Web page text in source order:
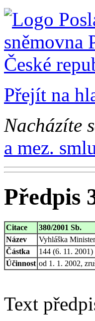
Přejít na
Nacházíte
a mez.
Předpis
Citace
380/2001 Sb.
Název
Vyhláška
Částka
144 (6. 11. 2001)
Účinnost od 1. 1. 2002,
Text